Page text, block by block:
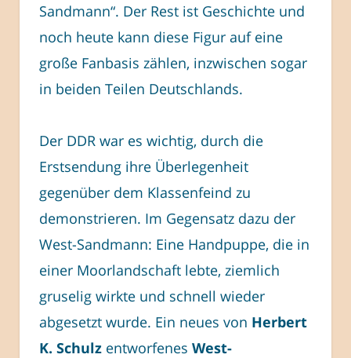
Sandmann“. Der Rest ist Geschichte und
noch heute kann diese Figur auf eine
große Fanbasis zählen, inzwischen sogar
in beiden Teilen Deutschlands.
Der DDR war es wichtig, durch die
Erstsendung ihre Überlegenheit
gegenüber dem Klassenfeind zu
demonstrieren. Im Gegensatz dazu der
West-Sandmann: Eine Handpuppe, die in
einer Moorlandschaft lebte, ziemlich
gruselig wirkte und schnell wieder
abgesetzt wurde. Ein neues von Herbert
K. Schulz entworfenes West-